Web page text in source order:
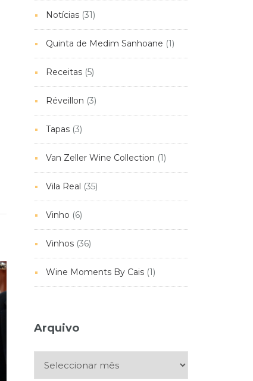
Notícias(31)
Quinta de Medim Sanhoane (1)
Receitas(5)
Réveillon (3)
Tapas(3)
Van Zeller Wine Collection (1)
Vila Real (35)
Vinho (6)
Vinhos(36)
Wine Moments By Cais(1)
Arquivo